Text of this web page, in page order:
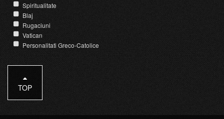
Spiritualitate
Blaj
Rugaciuni
Vatican
Personalitati Greco-Catolice
TOP